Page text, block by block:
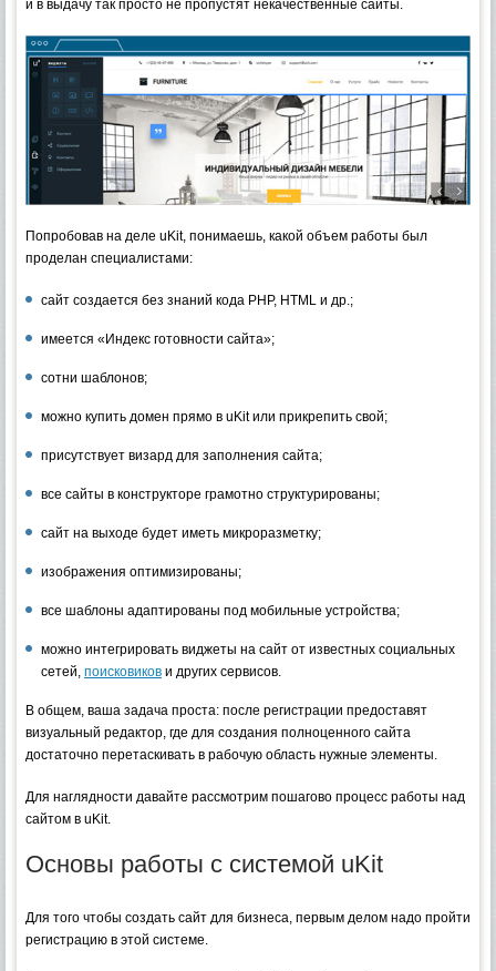
и в выдачу так просто не пропустят некачественные сайты.
Попробовав на деле uKit, понимаешь, какой объем работы был
проделан специалистами:
сайт создается без знаний кода PHP, HTML и др.;
имеется «Индекс готовности сайта»;
сотни шаблонов;
можно купить домен прямо в uKit или прикрепить свой;
присутствует визард для заполнения сайта;
все сайты в конструкторе грамотно структурированы;
сайт на выходе будет иметь микроразметку;
изображения оптимизированы;
все шаблоны адаптированы под мобильные устройства;
можно интегрировать виджеты на сайт от известных социальных
сетей, поисковиков и других сервисов.
В общем, ваша задача проста: после регистрации предоставят
визуальный редактор, где для создания полноценного сайта
достаточно перетаскивать в рабочую область нужные элементы.
Для наглядности давайте рассмотрим пошагово процесс работы над
сайтом в uKit.
Основы работы с системой uKit
Для того чтобы создать сайт для бизнеса, первым делом надо пройти
регистрацию в этой системе.